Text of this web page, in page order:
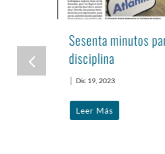
Sesenta minutos para
disciplina
Dic 19, 2023
Leer Más